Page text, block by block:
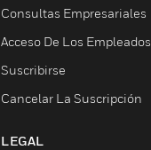
Consultas Empresariales
Acceso De Los Empleados
Suscribirse
Cancelar La Suscripción
LEGAL